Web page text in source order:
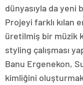
dünyasıyla da yeni
Projeyi farklı kılan
üretilmiş bir müzik
styling çalışması
Banu Ergenekon,
kimliğini